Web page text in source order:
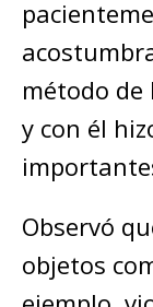
método de
y con él
Observó
objetos